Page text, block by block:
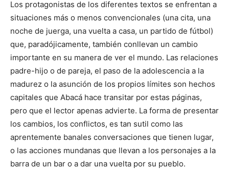
Los protagonistas de los diferentes textos se enfrentan a
situaciones más o menos convencionales (una cita, una
noche de juerga, una vuelta a casa, un partido de fútbol)
que, paradójicamente, también conllevan un cambio
importante en su manera de ver el mundo. Las relaciones
padre-hijo o de pareja, el paso de la adolescencia a la
madurez o la asunción de los propios límites son hechos
capitales que Abacá hace transitar por estas páginas,
pero que el lector apenas advierte. La forma de presentar
los cambios, los conflictos, es tan sutil como las
aprentemente banales conversaciones que tienen lugar,
o las acciones mundanas que llevan a los personajes a la
barra de un bar o a dar una vuelta por su pueblo.